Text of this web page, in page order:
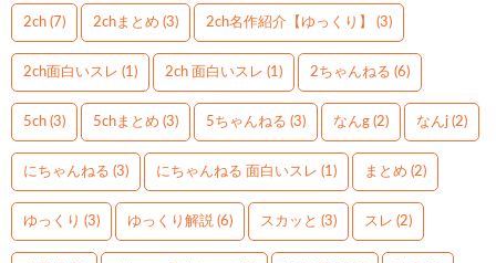
2ch (7) 2chまとめ (3) 2ch名作紹介【ゆっくり】 (3)
2ch面白いスレ (1) 2ch 面白いスレ (1) 2ちゃんねる (6)
5ch (3) 5chまとめ (3) 5ちゃんねる (3) なんg (2) なんj (2)
にちゃんねる (3) にちゃんねる 面白いスレ (1) まとめ (2)
ゆっくり (3) ゆっくり解説 (6) スカッと (3) スレ (2)